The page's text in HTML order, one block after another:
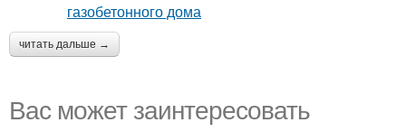
читать дальше →
Вас может заинтересовать